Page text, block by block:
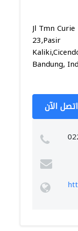
Jl Tmn Curie
23,Pasir
Bandung,
اتصل الآن